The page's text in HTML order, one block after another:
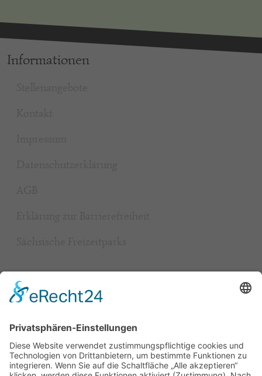
Informationen
Beliebt
Baumhaushotel & Erlebnisnächte
grüngeringelter Freizeitpark